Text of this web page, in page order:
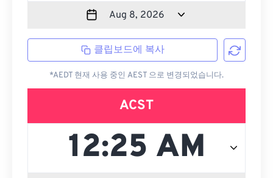
클립보드에 복사
*AEDT 현재 사용 중인 AEST 으로 변경되었습니다.
ACST